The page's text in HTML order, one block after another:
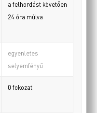
a felhordást követően
24 óra múlva
egyenletes
selyemfényű
0 fokozat